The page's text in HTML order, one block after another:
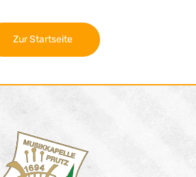
Zur Startseite